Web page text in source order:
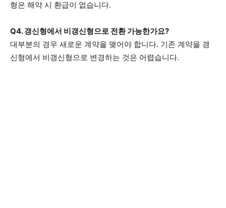
형은 해약 시 환급이 없습니다.
Q4. 갱신형에서 비갱신형으로 전환 가능한가요?
대부분의 경우 새로운 계약을 맺어야 합니다. 기존 계약을 갱
신형에서 비갱신형으로 변경하는 것은 어렵습니다.